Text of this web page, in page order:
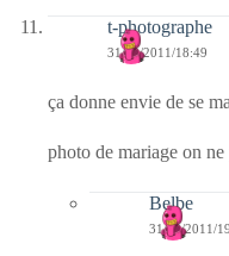
t-photographe
31/10/2011/18:49
ça donne envie de se
photo de mariage on
Belbe
31/10/2011/